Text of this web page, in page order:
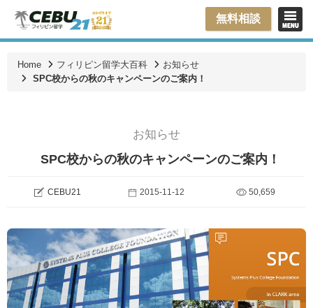
無料相談
Home フィリピン留学大百科
お知らせ
SPC校からの秋のキャンペーンのご案内！
お知らせ
SPC校からの秋のキャンペーンのご案内！
CEBU21 2015-11-12 50,659